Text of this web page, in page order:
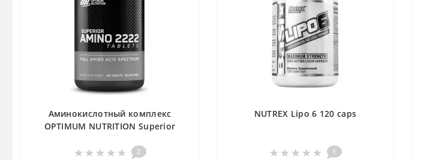
Аминокислотный комплекс
OPTIMUM NUTRITION Superior
2
NUTREX Lipo 6 120 caps
1